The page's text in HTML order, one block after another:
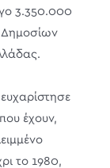
3.350.000
Δημοσίων
έχουν,
το 1980,